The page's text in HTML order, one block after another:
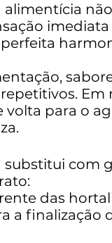
Em
para o
substitui
das
a